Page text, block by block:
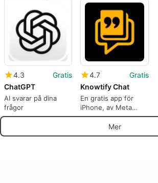
4.3
Gratis
ChatGPT
AI svarar på dina
frågor
4.7
Gratis
Knowtify Chat
En gratis app för
iPhone, av Meta
Bang LLC.
Mer